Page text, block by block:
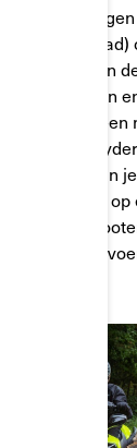
een ATV
van
uit te voeren
rijden op
Can-Am
in en leun
net als op
en blijft het